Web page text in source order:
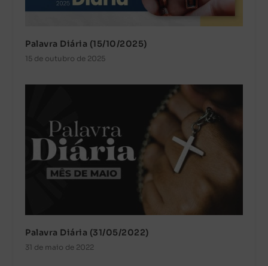
Palavra Diária (15/10/2025)
15 de outubro de 2025
Palavra Diária (31/05/2022)
31 de maio de 2022